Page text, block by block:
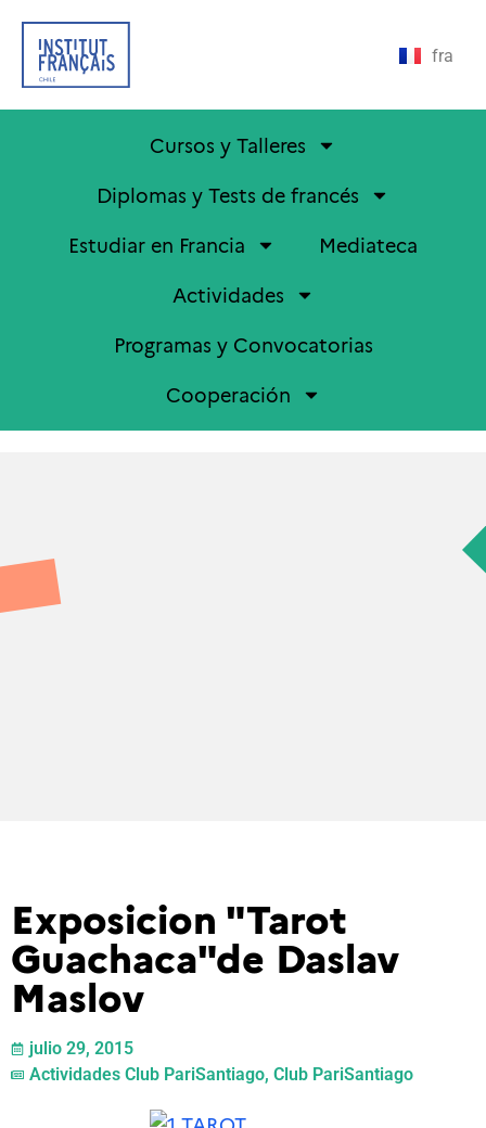
fra
Cursos y Talleres
Diplomas y Tests de francés
Estudiar en Francia
Mediateca
Actividades
Programas y Convocatorias
Cooperación
Exposicion "Tarot
Guachaca"de Daslav
Maslov
julio 29, 2015
Actividades Club PariSantiago, Club PariSantiago